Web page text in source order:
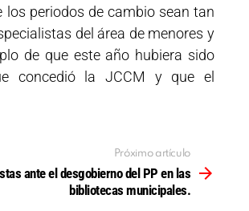
los periodos de cambio sean tan
del área de menores y
de que este año hubiera sido
concedió la JCCM y que el
Próximo artículo
ante el desgobierno del PP en las
bibliotecas municipales.